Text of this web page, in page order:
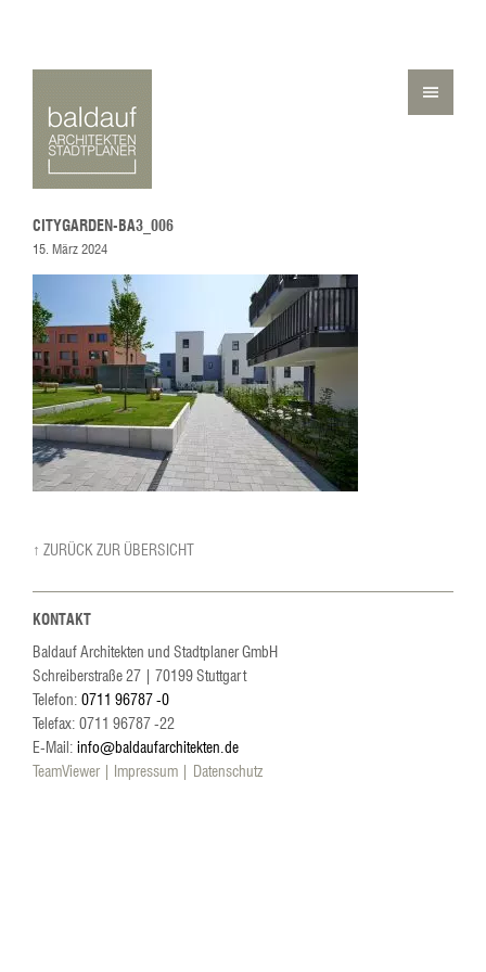
CITYGARDEN-BA3_006
15. März 2024
↑ ZURÜCK ZUR ÜBERSICHT
KONTAKT
Baldauf Architekten und Stadtplaner GmbH
Schreiberstraße 27| 70199Stuttgart
Telefon: 0711 96787 -0
Telefax: 0711 96787 -22
E-Mail: info@baldaufarchitekten.de
TeamViewer
Impressum Datenschutz